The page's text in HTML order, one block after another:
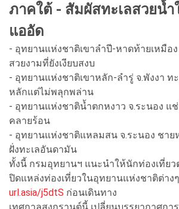
ภาคใต้ - สัมผัสทะเลสวยน้ำ
แออัด
- อุทยานแห่งชาติเขาลำปี-หาดท้ายเหมือ
สวยงามที่ยังเงียบสงบ
- อุทยานแห่งชาติเขาหลัก-ลำรู่ จ.พังงา ทะ
หลักแต่ไม่พลุกพล่าน
- อุทยานแห่งชาติน้ำตกหงาว จ.ระนอง แ
คลายร้อน
- อุทยานแห่งชาติแหลมสน จ.ระนอง ชาย
ฝั่งทะเลอันดามัน
ทั้งนี้ กรมอุทยานฯ แนะนำให้นักท่องเที่ย
ปิดแหล่งท่องเที่ยวในอุทยานแห่งชาติต่าง
url.asia/j5dtS ก่อนเดินทาง